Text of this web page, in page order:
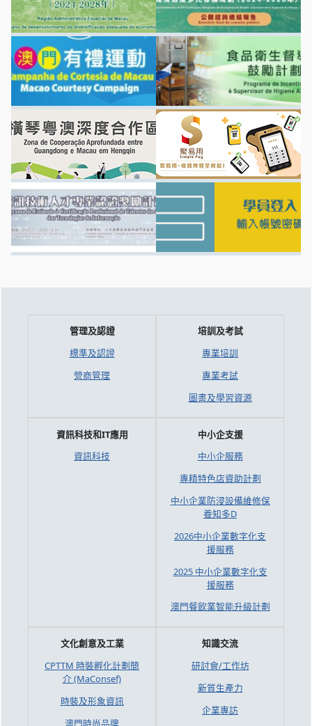
管理及認證
標準及認證
營商管理
培訓及考試
專業培訓
專業考試
圖書及學習資源
資訊科技和IT應用
資訊科技
中小企支援
中小企服務
專精特色店資助計劃
中小企業防浸設備維修保
養知多D
2026中小企業數字化支
援服務
2025 中小企業數字化支
援服務
澳門餐飲業智能升級計劃
文化創意及工業
CPTTM 時裝孵化計劃簡
介 (MaConsef)
時裝及形象資訊
澳門時尚品牌
知識交流
研討會/工作坊
新質生產力
企業專訪